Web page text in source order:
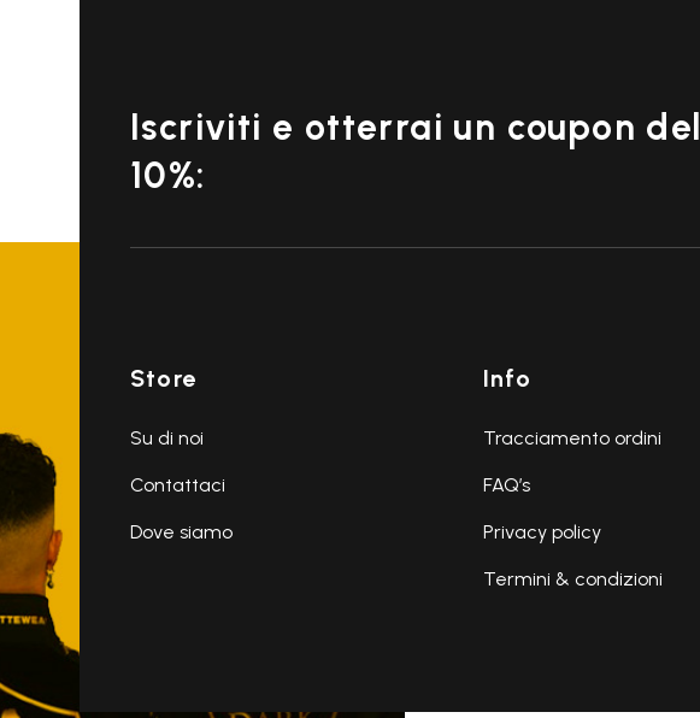
Iscriviti e otterrai un coupon del
10%:
Store
Su di noi
Contattaci
Dove siamo
Info
Tracciamento ordini
FAQ’s
Privacy policy
Termini & condizioni